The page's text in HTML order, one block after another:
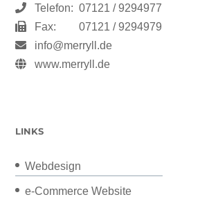
Telefon: 07121 / 9294977
Fax:
07121 / 9294979
info@merryll.de
www.merryll.de
LINKS
Webdesign
e-Commerce Website